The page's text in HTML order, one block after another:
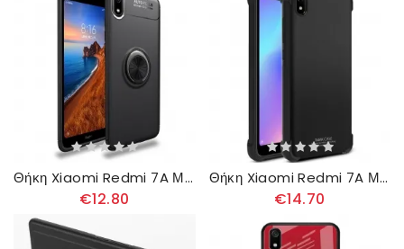
Θήκη Xiaomi Redmi 7A Μαγνητικός Δακτύλιος
€12.80
Θήκη Xiaomi Redmi 7A Με Ταινία Οθόνης Ιμακ
€14.70